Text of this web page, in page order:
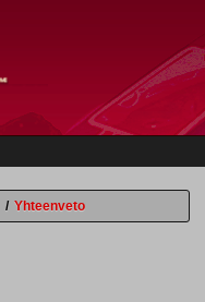
/ Yhteenveto